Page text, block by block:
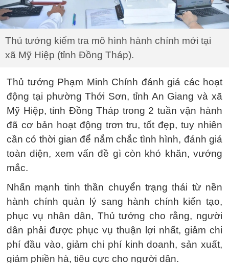
Thủ tướng kiểm tra mô hình hành chính mới tại
xã Mỹ Hiệp (tỉnh Đồng Tháp).
Thủ tướng Phạm Minh Chính đánh giá các hoạt
động tại phường Thới Sơn, tỉnh An Giang và xã
Mỹ Hiệp, tỉnh Đồng Tháp trong 2 tuần vận hành
đã cơ bản hoạt động trơn tru, tốt đẹp, tuy nhiên
cần có thời gian để nắm chắc tình hình, đánh giá
toàn diện, xem vấn đề gì còn khó khăn, vướng
mắc.
Nhấn mạnh tinh thần chuyển trạng thái từ nền
hành chính quản lý sang hành chính kiến tạo,
phục vụ nhân dân, Thủ tướng cho rằng, người
dân phải được phục vụ thuận lợi nhất, giảm chi
phí đầu vào, giảm chi phí kinh doanh, sản xuất,
giảm phiền hà, tiêu cực cho người dân.